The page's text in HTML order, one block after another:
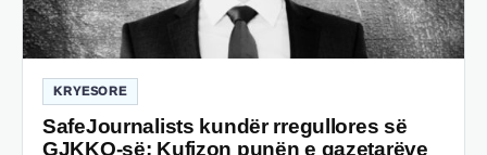
KRYESORE
SafeJournalists kundër rregullores së
GJKKO-së: Kufizon punën e gazetarëve